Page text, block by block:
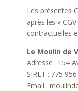
Les présentes
après les «
contractuelles
Le Moulin de
Adresse : 154
SIRET : 775
Email :